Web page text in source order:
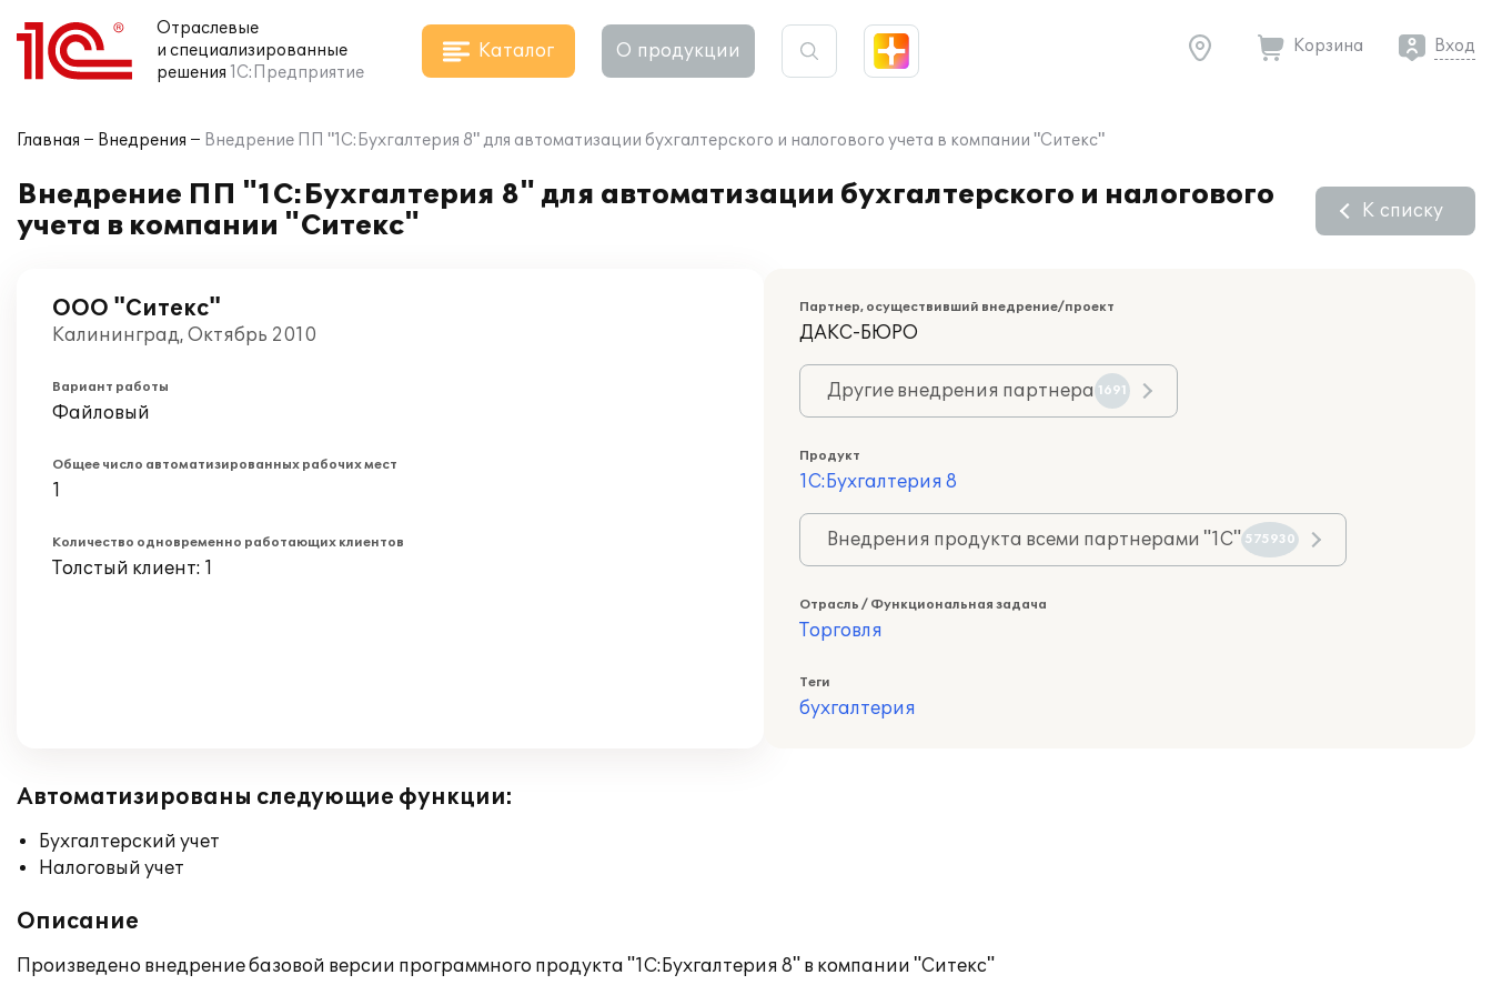
Отраслевые
и специализированные
решения 1С:Предприятие
Каталог О продукции Корзина Вход
Главная Внедрения Внедрение ПП "1С:Бухгалтерия 8" для автоматизации бухгалтерского и налогового учета в компании "Ситекс"
Внедрение ПП "1С:Бухгалтерия 8" для автоматизации бухгалтерского и налогового
учета в компании "Ситекс"
К списку
ООО "Ситекс"
Калининград, Октябрь 2010
Вариант работы
Файловый
Общее число автоматизированных рабочих мест
1
Количество одновременно работающих клиентов
Толстый клиент: 1
Партнер, осуществивший внедрение/проект
ДАКС-БЮРО
Другие внедрения партнера 1691
Продукт
1С:Бухгалтерия 8
Внедрения продукта всеми партнерами "1С" 575930
Отрасль / Функциональная задача
Торговля
Теги
бухгалтерия
Автоматизированы следующие функции:
Бухгалтерский учет
Налоговый учет
Описание
Произведено внедрение базовой версии программного продукта "1С:Бухгалтерия 8" в компании "Ситекс"